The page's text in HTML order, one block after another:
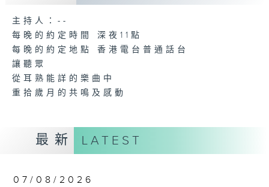
主持人：--
每晚的約定時間 深夜11點
每晚的約定地點 香港電台普通話台
讓聽眾
從耳熟能詳的樂曲中
重拾歲月的共鳴及感動
最新 LATEST
07/08/2026